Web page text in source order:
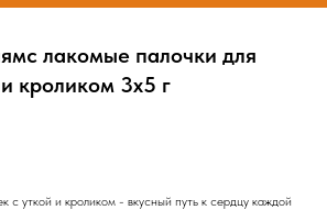
лакомые палочки для
кроликом 3х5 г
с уткой и кроликом - вкусный путь к сердцу каждой